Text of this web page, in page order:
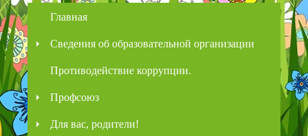
Главная
Сведения об образовательной организации
Противодействие коррупции.
Профсоюз
Для вас, родители!